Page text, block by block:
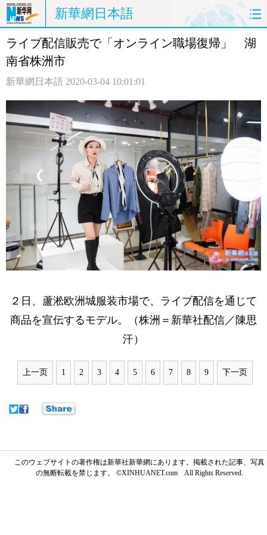
新華網日本語
ホームページ 政治 経済
評論 写真
中日対訳
ライブ配信販売で「オンライン職場復帰」 湖
南省株洲市
新華網日本語 2020-03-04 10:01:01
２日、蘆淞欧洲城服装市場で、ライブ配信を通じて
商品を宣伝するモデル。（株洲＝新華社配信／陳思
汗）
上一页 1 2 3 4 5 6 7 8 9 下一页
このウェブサイトの著作権は新華社新華網にあります。掲載された記事、写真
の無断転載を禁じます。 ©XINHUANET.com All Rights Reserved.